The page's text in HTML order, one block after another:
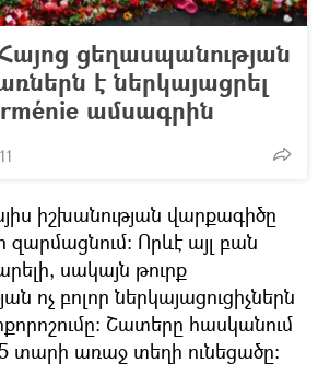
ցեղասպանության
է ներկայացրել
ամսագրին
իշխանության վարքագիծը
Որևէ այլ բան
սակայն թուրք
ոչ բոլոր ներկայացուցիչներն
Շատերը հասկանում
տարի առաջ տեղի ունեցածը։